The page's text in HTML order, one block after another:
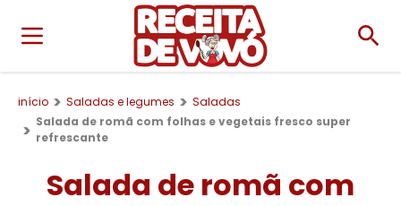
início Saladas e legumes
Saladas
Salada de romã com folhas e vegetais fresco super
refrescante
Salada de romã com